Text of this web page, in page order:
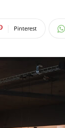
Pinterest